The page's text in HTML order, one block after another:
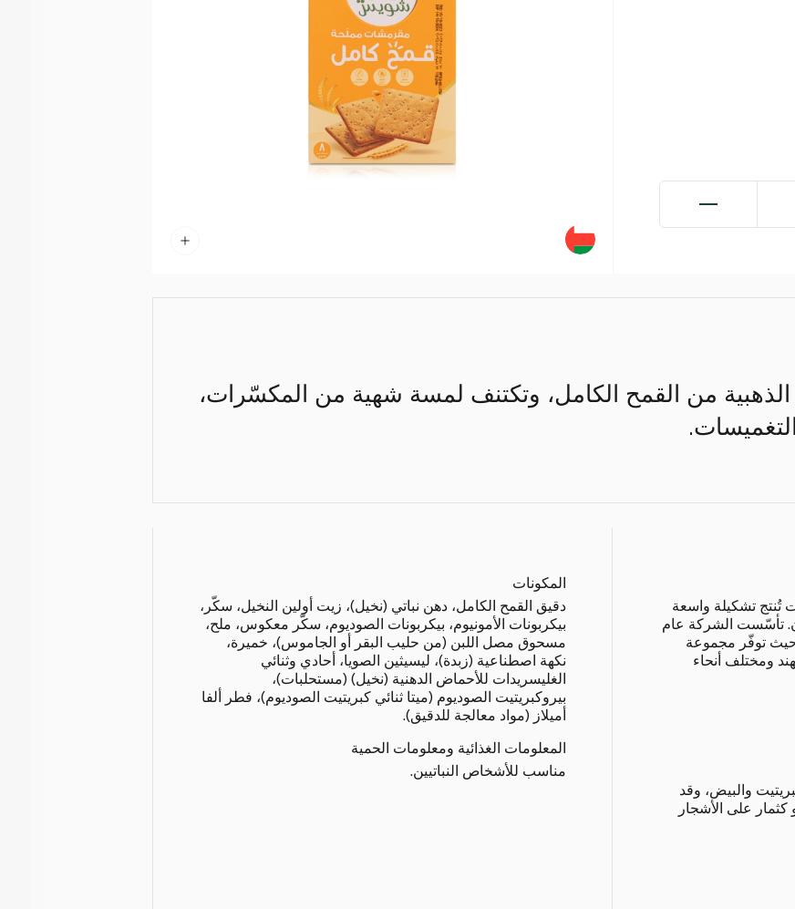
من القمح الكامل، وتكتنف لمسة شهية من المكسّرات،
تُنتج تشكيلة واسعة
تأسّست الشركة عام
حيث توفّر مجموعة
ومختلف أنحاء
والبيض، وقد
على الأشجار
المكونات
دقيق القمح الكامل، دهن نباتي (نخيل)، زيت أولين النخيل، سكّر،
بيكربونات الأمونيوم، بيكربونات الصوديوم، سكّر معكوس، ملح،
مسحوق مصل اللبن (من حليب البقر أو الجاموس)، خميرة،
نكهة اصطناعية (زبدة)، ليسيثين الصويا، أحادي وثنائي
الغليسريدات للأحماض الدهنية (نخيل) (مستحلبات)،
بيروكبريتيت الصوديوم (ميتا ثنائي كبريتيت الصوديوم)، فطر ألفا
أميلاز (مواد معالجة للدقيق).
المعلومات الغذائية ومعلومات الحمية
مناسب للأشخاص النباتيين.